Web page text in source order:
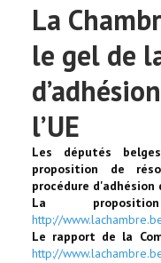
La
le gel de
l’UE
Les députés
proposition de
procédure d'adhésion
La
http://
Le rapport de la
http://